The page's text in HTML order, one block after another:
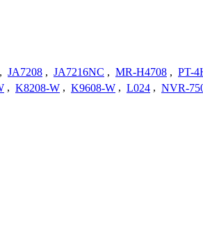
, JA7208 , JA7216NC , MR-H4708 , PT-
, K8208-W , K9608-W , L024 , NVR-